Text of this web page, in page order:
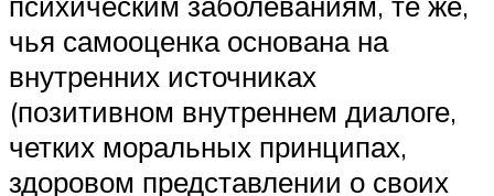
чья самооценка основана на
внутренних источниках
(позитивном внутреннем диалоге,
четких моральных принципах,
здоровом представлении о своих